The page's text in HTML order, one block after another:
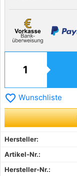
favorite_border Wunschliste
Hersteller:
Artikel-Nr.:
Hersteller-Nr.: